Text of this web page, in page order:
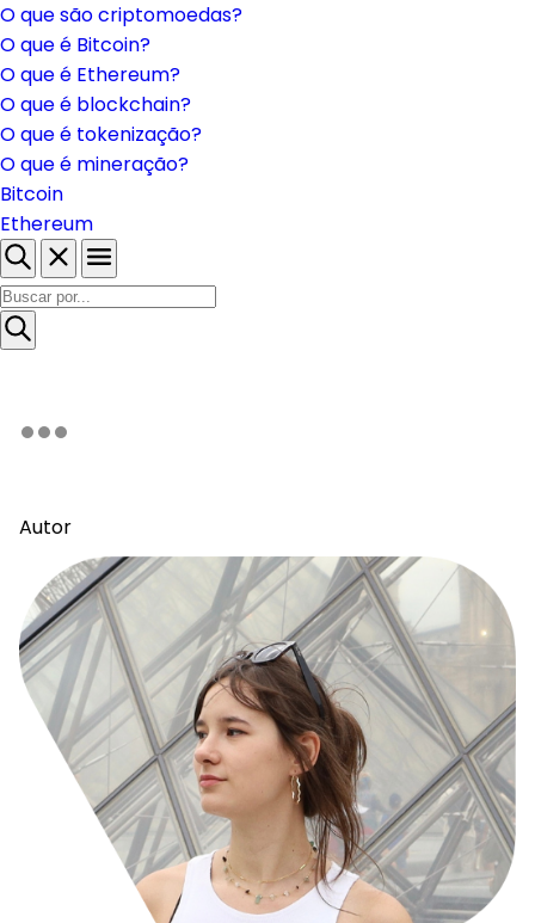
O que são criptomoedas?
O que é Bitcoin?
O que é Ethereum?
O que é blockchain?
O que é tokenização?
O que é mineração?
Bitcoin
Ethereum
Autor